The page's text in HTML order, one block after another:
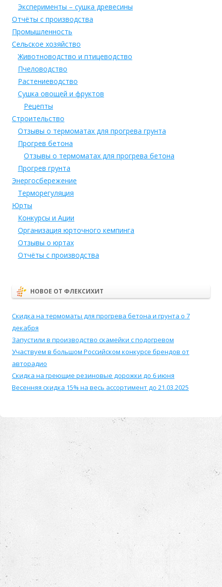
Эксперименты – сушка древесины
Отчёты с производства
Промышленность
Сельское хозяйство
Животноводство и птицеводство
Пчеловодство
Растениеводство
Сушка овощей и фруктов
Рецепты
Строительство
Отзывы о термоматах для прогрева грунта
Прогрев бетона
Отзывы о термоматах для прогрева бетона
Прогрев грунта
Энергосбережение
Терморегуляция
Юрты
Конкурсы и Ации
Организация юрточного кемпинга
Отзывы о юртах
Отчёты с производства
НОВОЕ ОТ ФЛЕКСИХИТ
Скидка на термоматы для прогрева бетона и грунта о 7
декабря
Запустили в производство скамейки с подогревом
Участвуем в большом Российском конкурсе брендов от
авторадио
Скидка на греющие резиновые дорожки до 6 июня
Весенняя скидка 15% на весь ассортимент до 21.03.2025